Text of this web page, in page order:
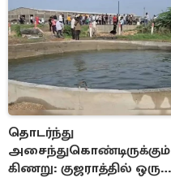
தொடர்ந்து
அசைந்துகொண்டிருக்கும்
கிணறு: குஜராத்தில் ஒரு